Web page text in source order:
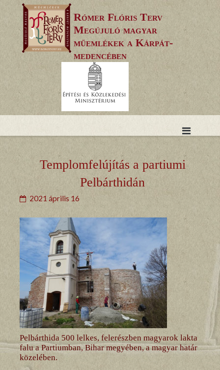
to
content
Rómer Flóris Terv
Megújuló magyar
műemlékek a Kárpát-
medencében
Templomfelújítás a partiumi
Pelbárthidán
2021 április 16
Pelbárthida 500 lelkes, felerészben magyarok lakta
falu a Partiumban, Bihar megyében, a magyar határ
közelében.